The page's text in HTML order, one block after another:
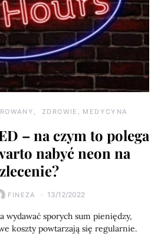
ZDROWIE, MEDYCYNA
– na czym to polega
nabyć neon na
zlecenie?
FINEZA 13/12/2022
wydawać sporych sum pieniędzy,
koszty powtarzają się regularnie.